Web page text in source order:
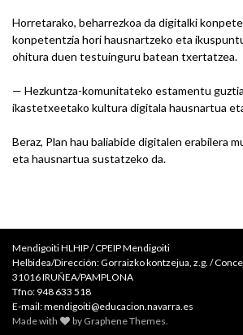
Horretarako, beharrezkoa da digitalki
konpetentzia hori hausnartzeko eta
ohitura duen testuinguru batean txertatzea.
— Hezkuntza-komunitateko estamentu
ikastetxeetako kultura digitala hausnartua
Beraz, Plan hau baliabide digitalen erabilera
eta hausnartua sustatzeko da.
Mendigoiti HLHIP / CPEIP Mendigoiti
Helbidea/Dirección: Gorraizko kontzejua, z.g. /
31016 IRUÑEA/PAMPLONA
Tfno: 948 633 518
E-mail: mendigoiti@educacion.navarra.es
Made with
by Graphene Themes.